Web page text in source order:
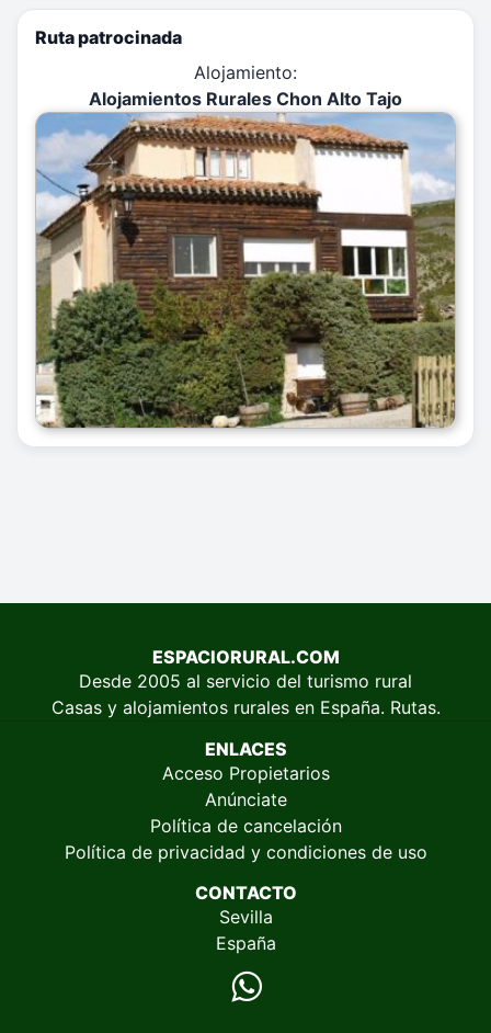
Ruta patrocinada
Alojamiento:
Alojamientos Rurales Chon Alto Tajo
ESPACIORURAL.COM
Desde 2005 al servicio del turismo rural
Casas y alojamientos rurales en España. Rutas.
ENLACES
Acceso Propietarios
Anúnciate
Política de cancelación
Política de privacidad y condiciones de uso
CONTACTO
Sevilla
España